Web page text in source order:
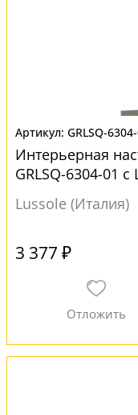
GRLSQ-
Интерьерная
GRLSQ-6304-01
Lussole (Италия)
3 377 ₽